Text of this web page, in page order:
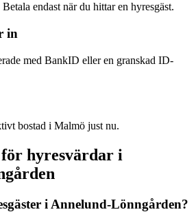
endast när du hittar en hyresgäst.
in
med BankID eller en granskad ID-
bostad i Malmö just nu.
hyresvärdar i
i Annelund-Lönngården?